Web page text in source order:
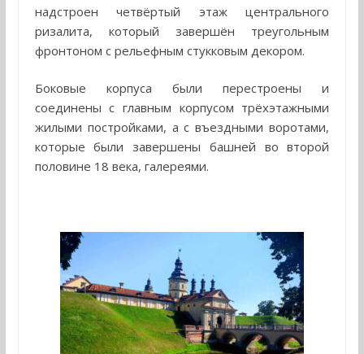
надстроен четвёртый этаж центрального
ризалита, который завершён треугольным
фронтоном с рельефным стукковым декором.
Боковые корпуса были перестроены и
соединены с главным корпусом трёхэтажными
жилыми постройками, а с въездными воротами,
которые были завершены башней во второй
половине 18 века, галереями.